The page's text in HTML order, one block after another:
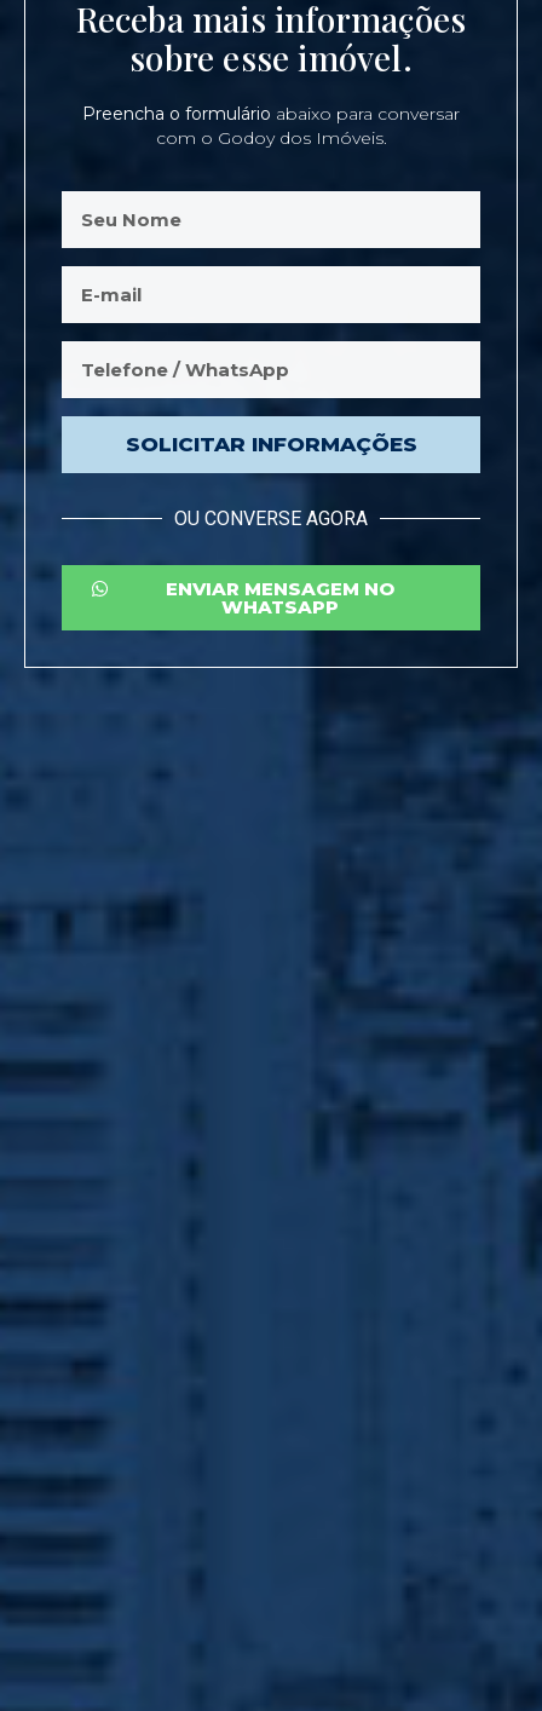
Receba mais informações
sobre esse imóvel.
Preencha o formulário abaixo para conversar
com o Godoy dos Imóveis.
SOLICITAR INFORMAÇÕES
OU CONVERSE AGORA
ENVIAR MENSAGEM NO
WHATSAPP